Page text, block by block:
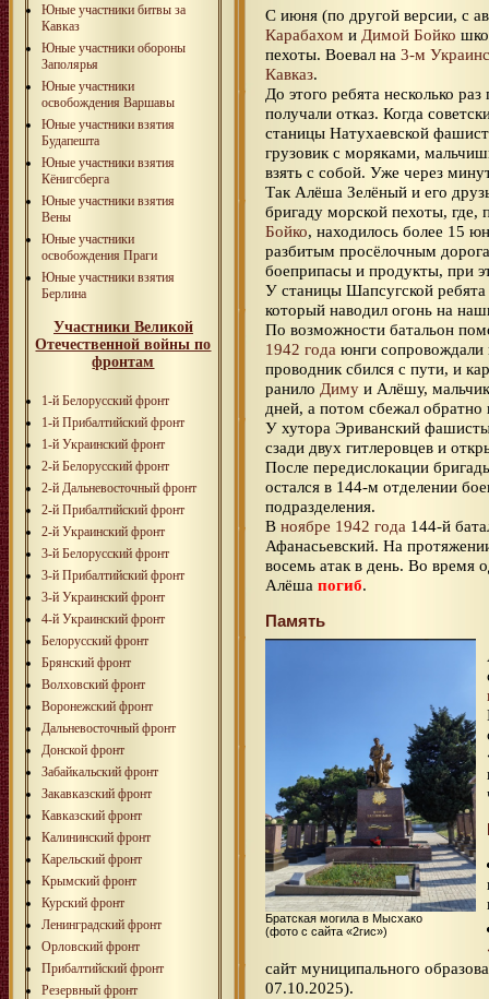
Юные участники битвы за
Кавказ
Юные участники обороны
Заполярья
Юные участники
освобождения Варшавы
Юные участники взятия
Будапешта
Юные участники взятия
Кёнигсберга
Юные участники взятия
Вены
Юные участники
освобождения Праги
Юные участники взятия
Берлина
Участники Великой
Отечественной войны по
фронтам
1-й Белорусский фронт
1-й Прибалтийский фронт
1-й Украинский фронт
2-й Белорусский фронт
2-й Дальневосточный фронт
2-й Прибалтийский фронт
2-й Украинский фронт
3-й Белорусский фронт
3-й Прибалтийский фронт
3-й Украинский фронт
4-й Украинский фронт
Белорусский фронт
Брянский фронт
Волховский фронт
Воронежский фронт
Дальневосточный фронт
Донской фронт
Забайкальский фронт
Закавказский фронт
Кавказский фронт
Калининский фронт
Карельский фронт
Крымский фронт
Курский фронт
Ленинградский фронт
Орловский фронт
Прибалтийский фронт
Резервный фронт
С июня (по другой версии, с
Карабахом и Димой Бойко
пехоты. Воевал на 3-м
Кавказ.
До этого ребята несколько
получали отказ. Когда
станицы Натухаевской
грузовик с моряками,
взять с собой. Уже через
Так Алёша Зелёный и его
бригаду морской пехоты,
Бойко, находилось более 15
разбитым просёлочным
боеприпасы и продукты, при
У станицы Шапсугской
который наводил огонь на
По возможности батальон
1942 года юнги
проводник сбился с пути, и
ранило Диму и Алёшу,
дней, а потом сбежал обратно
У хутора Эриванский
сзади двух гитлеровцев и
После передислокации
остался в 144-м отделении
подразделения.
В ноябре 1942 года 144-й
Афанасьевский. На
восемь атак в день. Во время
Алёша погиб.
Память
Братская могила в Мысхако
(фото с сайта «2гис»)
сайт муниципального
07.10.2025).